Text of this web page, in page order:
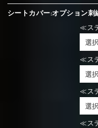
⑩White
シートカバー:オプション刺
≪ス
≪ス
≪ス
≪ス